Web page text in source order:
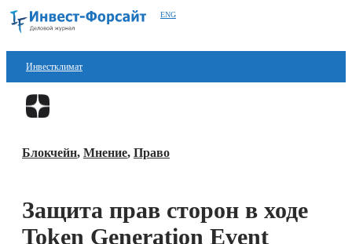
ENG
Инвестклимат
Финансы
Блокчейн
Технологии
Блокчейн, Мнение, Право
Защита прав сторон в ходе
Token Generation Event